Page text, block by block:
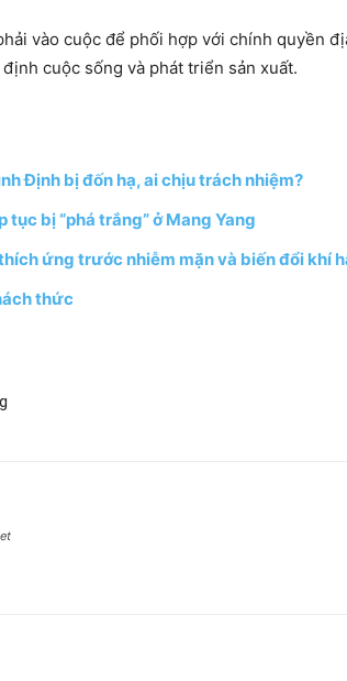
vào cuộc để phối hợp với chính quyền
cuộc sống và phát triển sản xuất.
Định bị đốn hạ, ai chịu trách nhiệm?
bị “phá trắng” ở Mang Yang
ứng trước nhiễm mặn và biến đổi khí
thức